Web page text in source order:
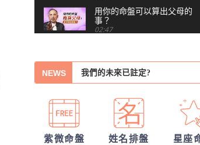
用你的命盤可以算出父母的
事？
02:47
你沒做錯任何事，為什麼還
習慣把累往肚子裡吞？最難
察覺內耗的6顆星
03:48
NEWS 我們的未來已註定?
錢途低迷！如何翻身轉運？揭開
財大運
你們前世是哪種星宿關係？今生
紫微命盤 姓名排盤 星座